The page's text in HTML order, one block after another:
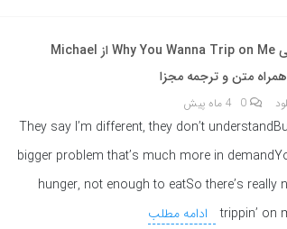
آهنگ انگلیسی Why You Wanna Trip on Me از Michael
0 4 ماه پیش
… They say I’m different, they don’t
bigger problem that’s much more in
hunger, not enough to eatSo there’s really
trippin’ on
ادامه مطلب